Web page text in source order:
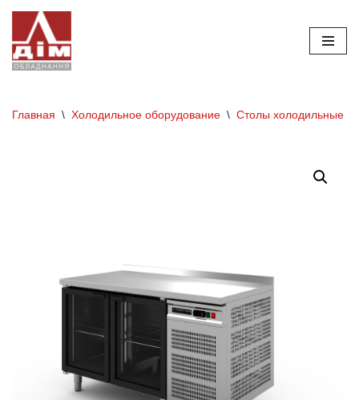
Перейти
к
Главная \ Холодильное оборудование \ Столы холодильные и